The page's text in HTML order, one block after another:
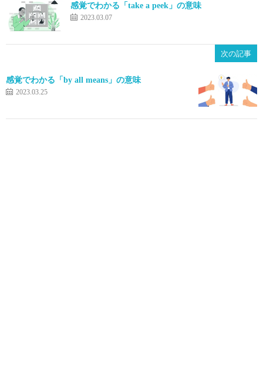
感覚でわかる「take a peek」の意味
2023.03.07
次の記事
感覚でわかる「by all means」の意味
2023.03.25